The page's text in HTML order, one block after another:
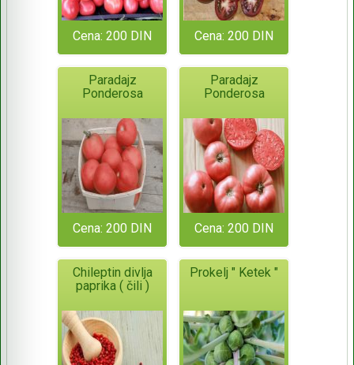
Cena: 200 DIN Cena: 200 DIN
Paradajz
Ponderosa
Cena: 200 DIN
Paradajz
Ponderosa
Cena: 200 DIN
Chileptin divlja
paprika ( čili )
Prokelj " Ketek "